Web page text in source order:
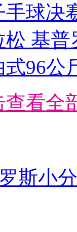
球决
基
96公
查看全
斯小